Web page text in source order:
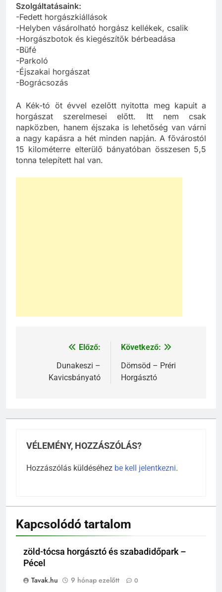
Szolgáltatásaink:
-Fedett horgászkiállások
-Helyben vásárolható horgász kellékek, csalik
-Horgászbotok és kiegészítők bérbeadása
-Büfé
-Parkoló
-Éjszakai horgászat
-Bográcsozás
A Kék-tó öt évvel ezelőtt nyitotta meg kapuit a
horgászat szerelmesei előtt. Itt nem csak
napközben, hanem éjszaka is lehetőség van várni
a nagy kapásra a hét minden napján. A fővárostól
15 kilométerre elterülő bányatóban összesen 5,5
tonna telepített hal van.
Bejegyzés
navigáció
Előző:
Dunakeszi –
Kavicsbányató
Következő:
Dömsöd – Préri
Horgásztó
VÉLEMÉNY, HOZZÁSZÓLÁS?
Hozzászólás küldéséhez be kell jelentkezni.
Kapcsolódó tartalom
zöld-tócsa horgásztó és szabadidőpark –
Pécel
Tavak.hu
9 hónap ezelőtt 0